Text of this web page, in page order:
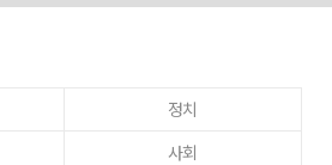
정치
사회